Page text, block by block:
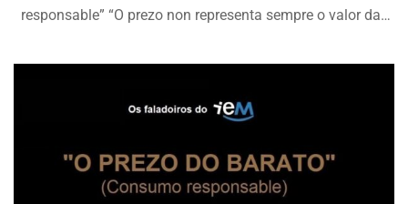
responsable” “O prezo non representa sempre o valor das
facultade de Cienciaes Económicas e Empresariais da